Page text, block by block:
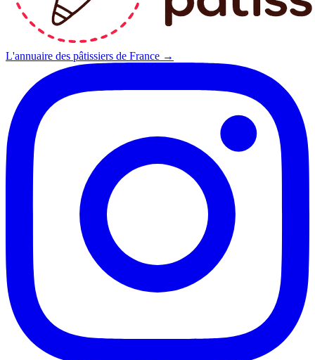
L'annuaire des pâtissiers de France →